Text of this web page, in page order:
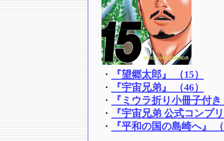
・
『望郷太郎』 （15）
・
『宇宙兄弟』 （46）
・
『ミウラ折り小冊子付
・
『宇宙兄弟 公式コンプ
・
『平和の国の島崎へ』